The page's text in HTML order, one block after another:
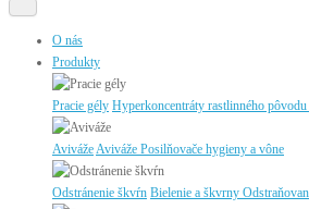
O nás
Produkty
Pracie gély Hyperkoncentráty rastlinného pôvodu
AvivážeAviváže Posilňovače hygieny a vône
Odstránenie škvŕn Bielenie a škvrny